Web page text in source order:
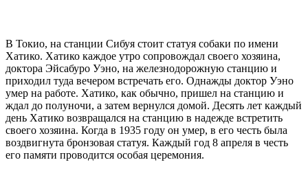
В Токио, на станции Сибуя стоит статуя собаки по имени
Хатико. Хатико каждое утро сопровождал своего хозяина,
доктора Эйсабуро Уэно, на железнодорожную станцию и
приходил туда вечером встречать его. Однажды доктор Уэно
умер на работе. Хатико, как обычно, пришел на станцию и
ждал до полуночи, а затем вернулся домой. Десять лет каждый
день Хатико возвращался на станцию в надежде встретить
своего хозяина. Когда в 1935 году он умер, в его честь была
воздвигнута бронзовая статуя. Каждый год 8 апреля в честь
его памяти проводится особая церемония.